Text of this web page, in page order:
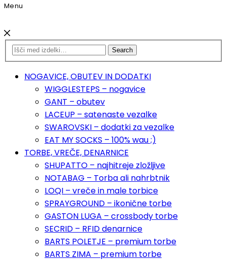
Menu
Search
NOGAVICE, OBUTEV IN DODATKI
WIGGLESTEPS – nogavice
GANT – obutev
LACEUP – satenaste vezalke
SWAROVSKI – dodatki za vezalke
EAT MY SOCKS – 100% wau ;)
TORBE, VREČE, DENARNICE
SHUPATTO – najhitreje zložljive
NOTABAG – Torba ali nahrbtnik
LOQI – vreče in male torbice
SPRAYGROUND – ikonične torbe
GASTON LUGA – crossbody torbe
SECRID – RFID denarnice
BARTS POLETJE – premium torbe
BARTS ZIMA – premium torbe